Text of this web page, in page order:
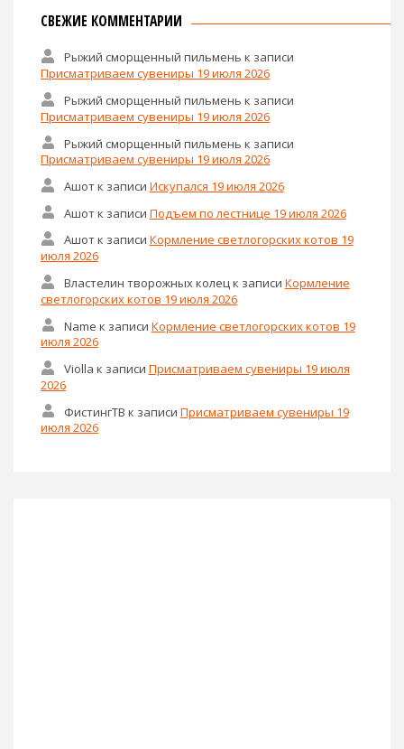
СВЕЖИЕ КОММЕНТАРИИ
Рыжий сморщенный пильмень к записи
Присматриваем сувениры 19 июля 2026
Рыжий сморщенный пильмень к записи
Присматриваем сувениры 19 июля 2026
Рыжий сморщенный пильмень к записи
Присматриваем сувениры 19 июля 2026
Ашотк записи Искупался 19 июля 2026
Ашотк записи Подъем по лестнице 19 июля 2026
Ашотк записи Кормление светлогорских котов 19
июля 2026
Властелин творожных колец к записи Кормление
светлогорских котов 19 июля 2026
Name к записи Кормление светлогорских котов 19
июля 2026
Violla к записи Присматриваем сувениры 19 июля
2026
ФистингТВ к записи Присматриваем сувениры 19
июля 2026